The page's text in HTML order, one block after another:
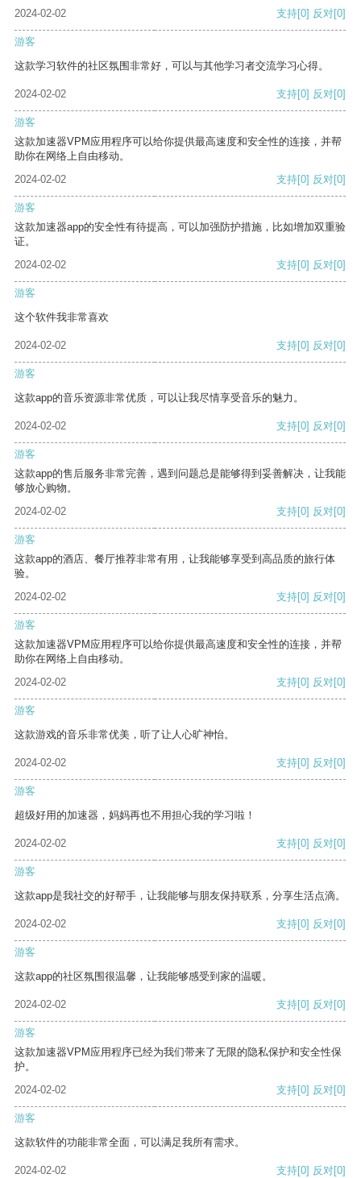
2024-02-02 支持[0] 反对[0]
游客
这款学习软件的社区氛围非常好，可以与其他学习者交流学习心得。
2024-02-02 支持[0] 反对[0]
游客
这款加速器VPM应用程序可以给你提供最高速度和安全性的连接，并帮
助你在网络上自由移动。
2024-02-02
支持[0] 反对[0]
游客
这款加速器app的安全性有待提高，可以加强防护措施，比如增加双重验
证。
2024-02-02
支持[0] 反对[0]
游客
这个软件我非常喜欢
2024-02-02 支持[0] 反对[0]
游客
这款app的音乐资源非常优质，可以让我尽情享受音乐的魅力。
2024-02-02 支持[0] 反对[0]
游客
这款app的售后服务非常完善，遇到问题总是能够得到妥善解决，让我能
够放心购物。
2024-02-02
支持[0] 反对[0]
游客
这款app的酒店、餐厅推荐非常有用，让我能够享受到高品质的旅行体
验。
2024-02-02
支持[0] 反对[0]
游客
这款加速器VPM应用程序可以给你提供最高速度和安全性的连接，并帮
助你在网络上自由移动。
2024-02-02
支持[0] 反对[0]
游客
这款游戏的音乐非常优美，听了让人心旷神怡。
2024-02-02 支持[0] 反对[0]
游客
超级好用的加速器，妈妈再也不用担心我的学习啦！
2024-02-02 支持[0] 反对[0]
游客
这款app是我社交的好帮手，让我能够与朋友保持联系，分享生活点滴。
2024-02-02 支持[0] 反对[0]
游客
这款app的社区氛围很温馨，让我能够感受到家的温暖。
2024-02-02 支持[0] 反对[0]
游客
这款加速器VPM应用程序已经为我们带来了无限的隐私保护和安全性保
护。
2024-02-02
支持[0] 反对[0]
游客
这款软件的功能非常全面，可以满足我所有需求。
2024-02-02 支持[0] 反对[0]